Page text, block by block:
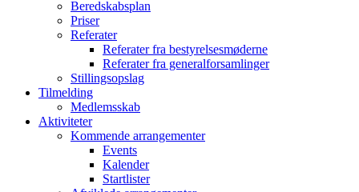
Beredskabsplan
Priser
Referater
Referater fra bestyrelsesmøderne
Referater fra generalforsamlinger
Stillingsopslag
Tilmelding
Medlemsskab
Aktiviteter
Kommende arrangementer
Events
Kalender
Startlister